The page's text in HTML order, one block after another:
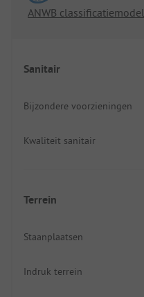
ANWB classificatiemodel
Sanitair
Bijzondere voorzieningen
Kwaliteit sanitair
Terrein
Staanplaatsen
Indruk terrein